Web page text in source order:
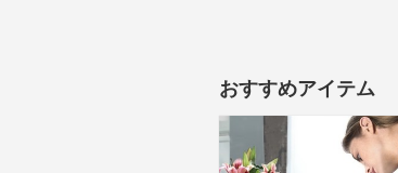
おすすめアイテム